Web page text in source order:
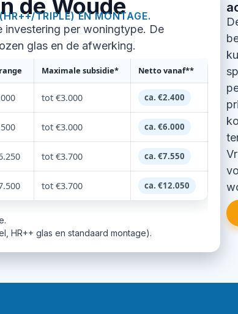
de Woude
TRIPLE) EN MONTAGE.
investering per woningtype. De
glas en de afwerking.
Maximale subsidie* Netto vanaf**
tot €3.000 ca. €2.400
tot €3.000 ca. €6.000
tot €3.700 ca. €7.550
tot €3.700 ca. €12.050
HR++ glas en standaard montage).